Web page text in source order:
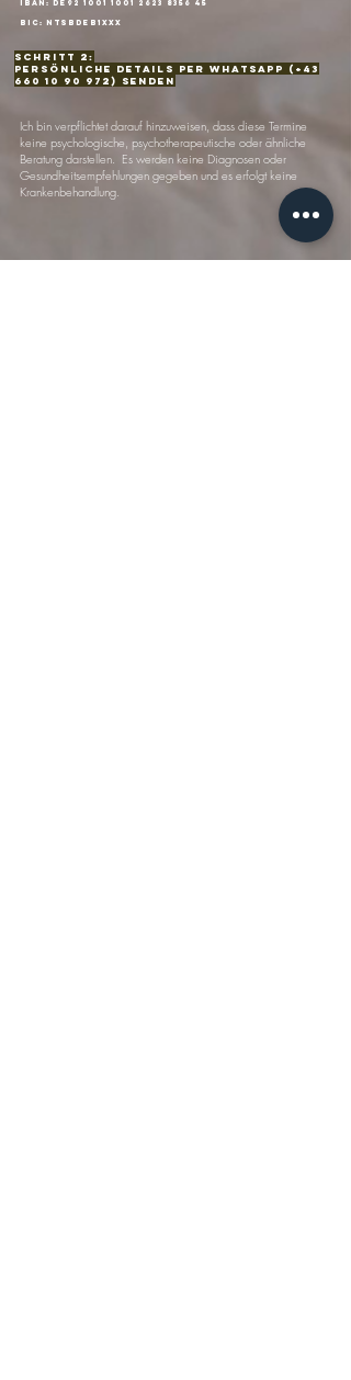
IBAN: DE92 1001 1001 2623 8356 45
BIC: NTSBDEB1XXX
Schritt 2:
Persönliche details per WhatsApp (+43
660 10 90 972)
senden
Ich bin verpflichtet darauf hinzuweisen, dass diese Termine
keine psychologische, psychotherapeutische oder ähnliche
Beratung darstellen. Es werden keine Diagnosen oder
Gesundheitsempfehlungen gegeben und es erfolgt keine
Krankenbehandlung.